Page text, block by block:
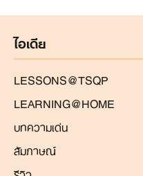
ไอเดีย
LESSONS@TSQP
LEARNING@HOME
บทความเด่น
สัมภาษณ์